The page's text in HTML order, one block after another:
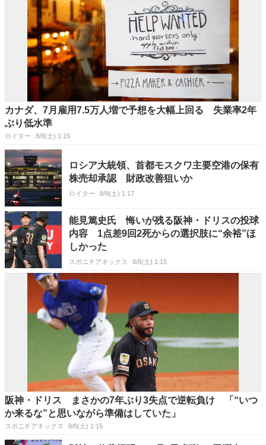
カナダ、7月雇用7.5万人増で予想を大幅上回る 失業率2年
ぶり低水準
ロイター 8/8(土) 1:19
ロシア大統領、首都モスクワ主要空港の保有
株売却承認 財政改善狙いか
ロイター 8/8(土) 1:17
能見篤史氏 悔いが残る阪神・ドリスの投球
内容 1点差9回2死からの選択肢に“余裕”ほ
しかった
スポニチアネックス 8/8(土) 1:15
阪神・ドリス まさかの7年ぶり3失点で逆転負け 「“いつ
か来るな”と思いながら準備はしていた」
スポニチアネックス 8/8(土) 1:15